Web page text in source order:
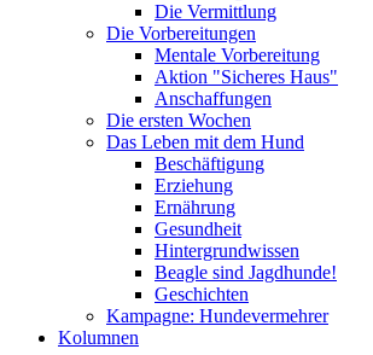
Die Vermittlung
Die Vorbereitungen
Mentale Vorbereitung
Aktion "Sicheres Haus"
Anschaffungen
Die ersten Wochen
Das Leben mit dem Hund
Beschäftigung
Erziehung
Ernährung
Gesundheit
Hintergrundwissen
Beagle sind Jagdhunde!
Geschichten
Kampagne: Hundevermehrer
Kolumnen